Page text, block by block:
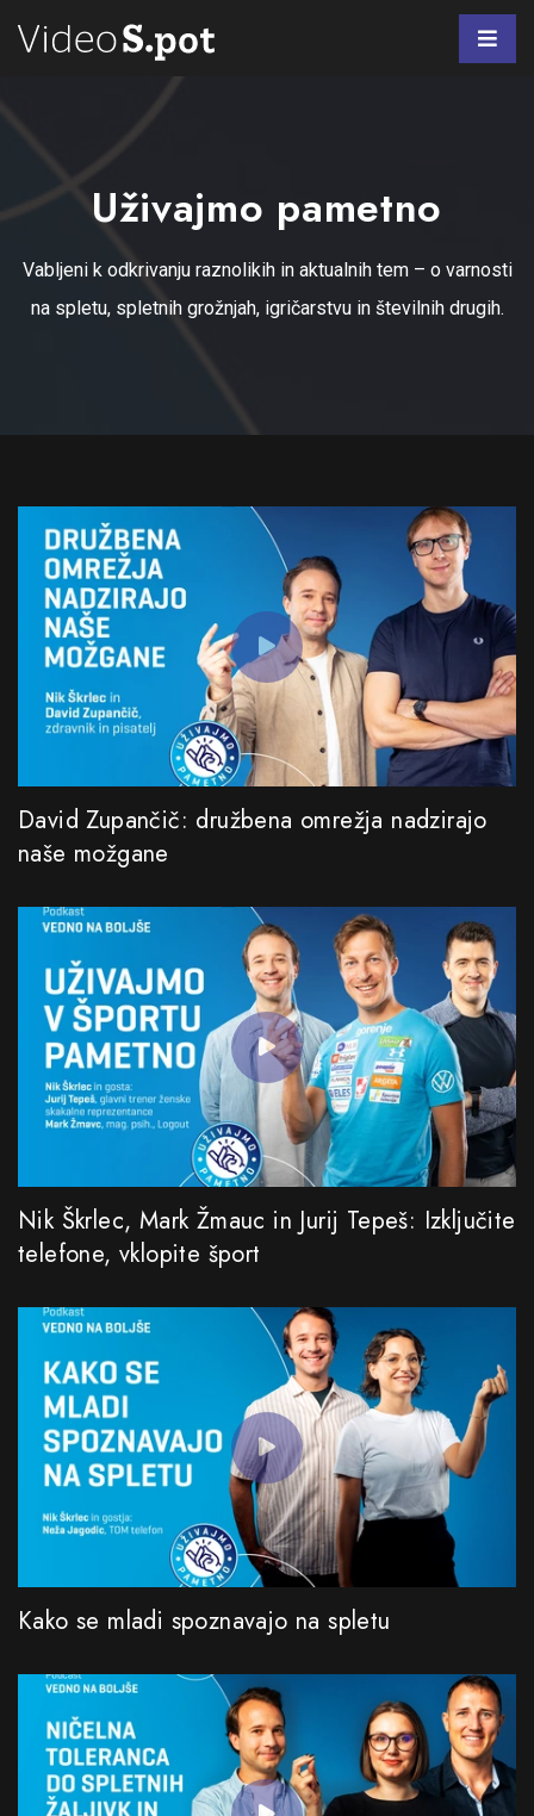
Uživajmo pametno
Vabljeni k odkrivanju raznolikih in aktualnih tem – o varnosti
na spletu, spletnih grožnjah, igričarstvu in številnih drugih.
David Zupančič: družbena omrežja nadzirajo
naše možgane
Nik Škrlec, Mark Žmauc in Jurij Tepeš: Izključite
telefone, vklopite šport
Kako se mladi spoznavajo na spletu